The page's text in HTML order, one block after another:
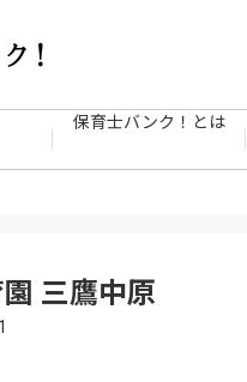
保育士バンク！とは
三鷹中原